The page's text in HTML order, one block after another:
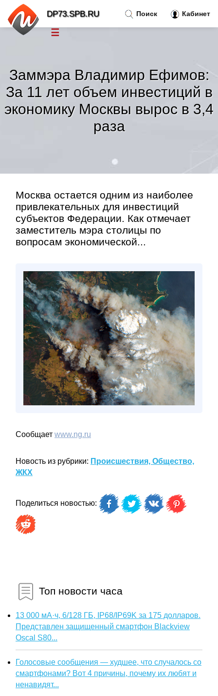
Заммэра Владимир Ефимов:
За 11 лет объем инвестиций в
экономику Москвы вырос в 3,4
раза
Москва остается одним из наиболее
привлекательных для инвестиций
субъектов Федерации. Как отмечает
заместитель мэра столицы по
вопросам экономической...
Сообщает www.ng.ru
Новость из рубрики: Происшествия, Общество,
ЖКХ
Поделиться новостью:
Топ новости часа
13 000 мА·ч, 6/128 ГБ, IP68/IP69K за 175 долларов.
Представлен защищенный смартфон Blackview
Oscal S80...
Голосовые сообщения — худшее, что случалось со
смартфонами? Вот 4 причины, почему их любят и
ненавидят...
Поиск Кабинет
DP73.SPB.RU
☰
Тренды новостей»
Рубрики »